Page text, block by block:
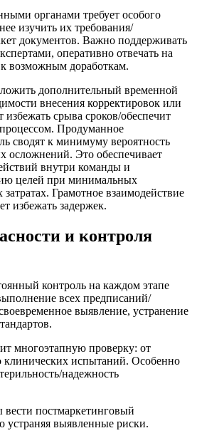
органами требует особого
изучить их требования/
документов. Важно поддерживать
оперативно отвечать на
возможным доработкам.
дополнительный временной
внесения корректировок или
избежать срыва сроков/обеспечит
Продуманное
сводят к минимуму вероятность
осложнений. Это обеспечивает
внутри команды и
целей при минимальных
Грамотное взаимодействие
избежать задержек.
и контроля
контроль на каждом этапе
всех предписаний/
выявление, устранение
многоэтапную проверку: от
клинических испытаний. Особенно
надежность
постмаркетинговый
устраняя выявленные риски.